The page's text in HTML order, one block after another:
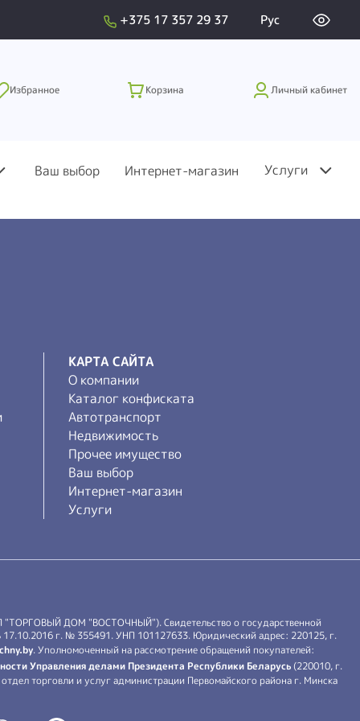
+375 17 357 29 37 Рус
Избранное Корзина Личный кабинет
Ваш выбор Интернет-магазин Услуги
КАРТА САЙТА
О компании
Каталог конфиската
Автотранспорт
Недвижимость
Прочее имущество
Ваш выбор
Интернет-магазин
Услуги
"ТОРГОВЫЙ ДОМ "ВОСТОЧНЫЙ"). Свидетельство о государственной
17.10.2016 г. № 355491. УНП 101127633. Юридический адрес: 220125, г.
. Уполномоченный на рассмотрение обращений покупателей:
Управления делами Президента Республики Беларусь (220010, г.
торговли и услуг администрации Первомайского района г. Минска